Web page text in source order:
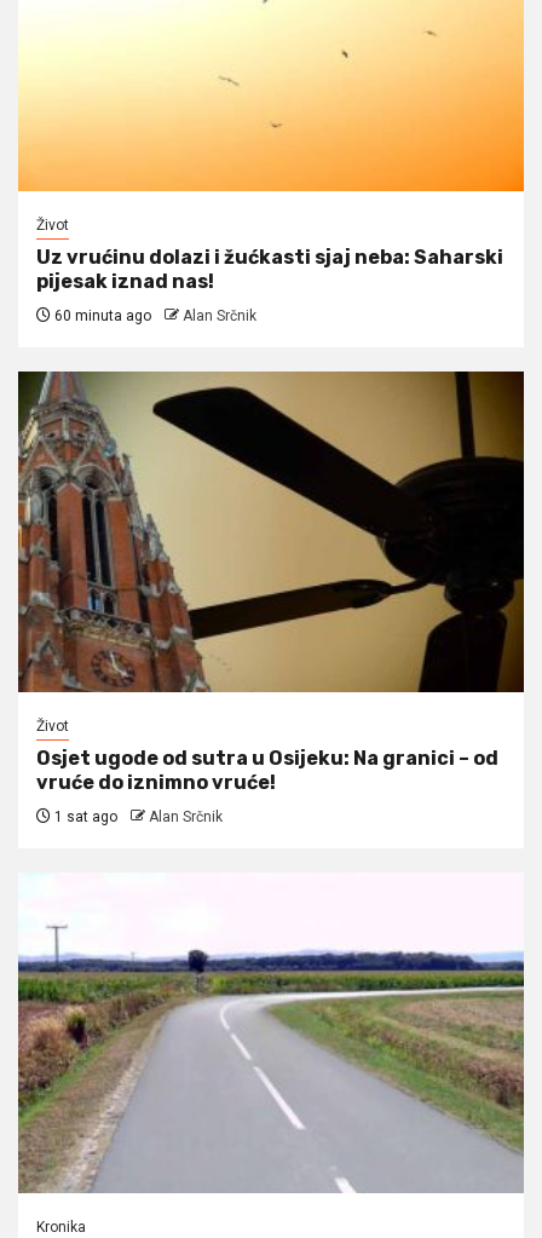
Život
Uz vrućinu dolazi i žućkasti sjaj neba: Saharski
pijesak iznad nas!
60 minuta ago Alan Srčnik
Život
Osjet ugode od sutra u Osijeku: Na granici – od
vruće do iznimno vruće!
1 sat ago Alan Srčnik
Kronika